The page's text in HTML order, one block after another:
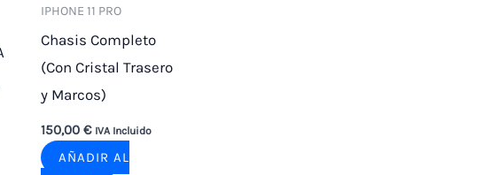
IPHONE 11 PRO
Chasis Completo
(Con Cristal Trasero
y Marcos)
150,00€ IVA Incluido
AÑADIR AL